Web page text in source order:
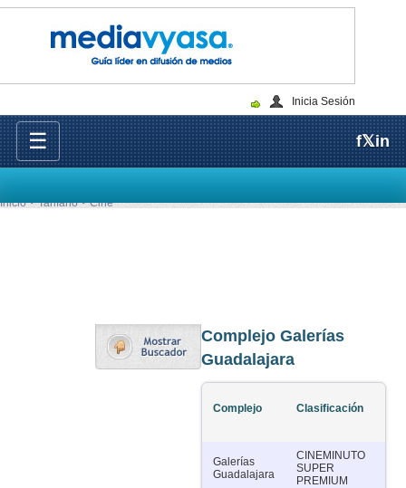
Inicia Sesión
☰ f𝕏in
Inicio Tarifario Cine
Complejo Galerías
Guadalajara
Complejo Clasificación
Galerías
Guadalajara
CINEMINUTO
SUPER
PREMIUM